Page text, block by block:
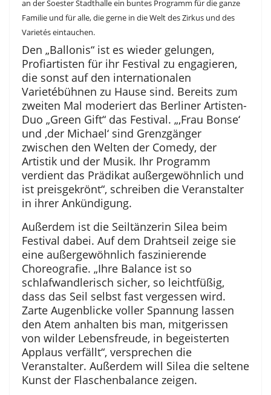
an der Soester Stadthalle ein buntes Programm für die ganze
Familie und für alle, die gerne in die Welt des Zirkus und des
Varietés eintauchen.
Den „Ballonis“ ist es wieder gelungen,
Profiartisten für ihr Festival zu engagieren,
die sonst auf den internationalen
Varietébühnen zu Hause sind. Bereits zum
zweiten Mal moderiert das Berliner Artisten-
Duo „Green Gift“ das Festival. „,Frau Bonse‘
und ,der Michael‘ sind Grenzgänger
zwischen den Welten der Comedy, der
Artistik und der Musik. Ihr Programm
verdient das Prädikat außergewöhnlich und
ist preisgekrönt“, schreiben die Veranstalter
in ihrer Ankündigung.
Außerdem ist die Seiltänzerin Silea beim
Festival dabei. Auf dem Drahtseil zeige sie
eine außergewöhnlich faszinierende
Choreografie. „Ihre Balance ist so
schlafwandlerisch sicher, so leichtfüßig,
dass das Seil selbst fast vergessen wird.
Zarte Augenblicke voller Spannung lassen
den Atem anhalten bis man, mitgerissen
von wilder Lebensfreude, in begeisterten
Applaus verfällt“, versprechen die
Veranstalter. Außerdem will Silea die seltene
Kunst der Flaschenbalance zeigen.